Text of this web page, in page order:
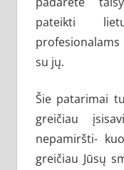
pateikti
su jų.
Šie patarimai
greičiau
nepamiršti-
greičiau Jūsų